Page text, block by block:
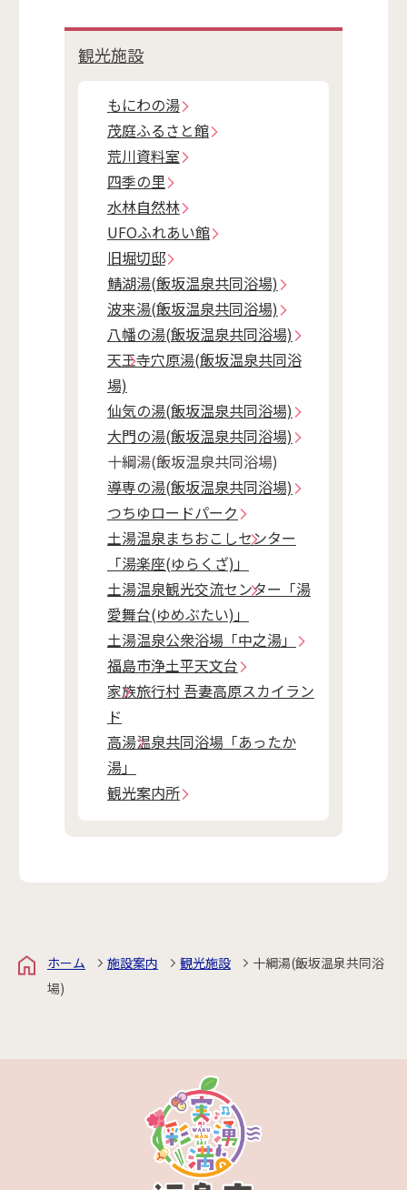
観光施設
もにわの湯
茂庭ふるさと館
荒川資料室
四季の里
水林自然林
UFOふれあい館
旧堀切邸
鯖湖湯(飯坂温泉共同浴場)
波来湯(飯坂温泉共同浴場)
八幡の湯(飯坂温泉共同浴場)
天王寺穴原湯(飯坂温泉共同浴
場)
仙気の湯(飯坂温泉共同浴場)
大門の湯(飯坂温泉共同浴場)
十綱湯(飯坂温泉共同浴場)
導専の湯(飯坂温泉共同浴場)
つちゆロードパーク
土湯温泉まちおこしセンター
「湯楽座(ゆらくざ)」
土湯温泉観光交流センター「湯
愛舞台(ゆめぶたい)」
土湯温泉公衆浴場「中之湯」
福島市浄土平天文台
家族旅行村 吾妻高原スカイラン
ド
高湯温泉共同浴場「あったか
湯」
観光案内所
ホーム 施設案内 観光施設
十綱湯(飯坂温泉共同浴
場)